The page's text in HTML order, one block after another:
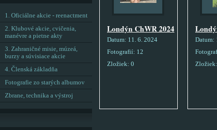
Londýn ChWR 2024
Datum: 11. 6. 2024
Fotografií: 12
Zložiek: 0
Datum:
1. Oficiálne akcie - reenactment
2. Klubové akcie, cvičenia,
manévre a pietne akty
3. Zahraničné misie, múzeá,
burzy a súvisiace akcie
4. Členská základňa
Fotografie zo starých albumov
Zbrane, technika a výstroj